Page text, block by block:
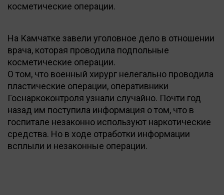
косметические операции.
На Камчатке завели уголовное дело в отношении
врача, которая проводила подпольные
косметические операции.
О том, что военный хирург нелегально проводила
пластические операции, оперативники
Госнаркоконтроля узнали случайно. Почти год
назад им поступила информация о том, что в
госпитале незаконно используют наркотические
средства. Но в ходе отработки информации
всплыли и незаконные операции.